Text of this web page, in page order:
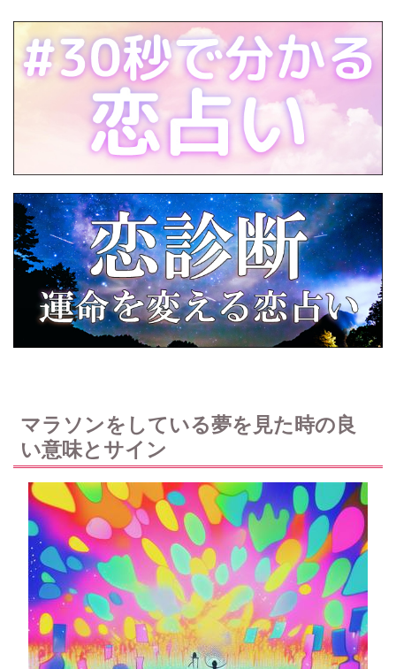
マラソンをしている夢を見た時の良
い意味とサイン